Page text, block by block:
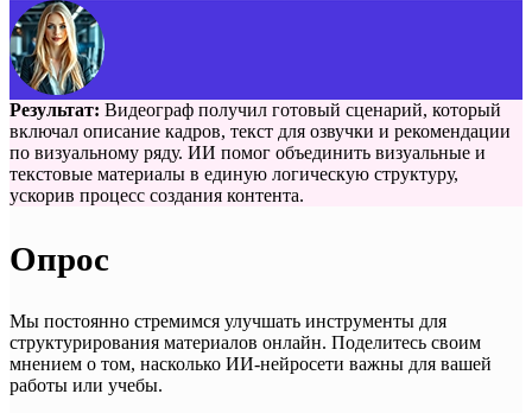
Результат: Видеограф получил готовый сценарий, который
включал описание кадров, текст для озвучки и рекомендации
по визуальному ряду. ИИ помог объединить визуальные и
текстовые материалы в единую логическую структуру,
ускорив процесс создания контента.
Опрос
Мы постоянно стремимся улучшать инструменты для
структурирования материалов онлайн. Поделитесь своим
мнением о том, насколько ИИ-нейросети важны для вашей
работы или учебы.